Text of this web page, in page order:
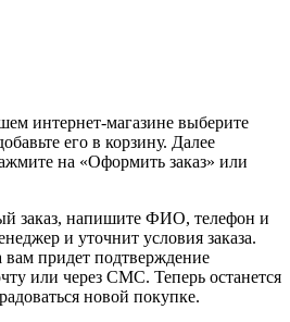
интернет-магазине выберите
его в корзину. Далее
на «Оформить заказ» или
заказ, напишите ФИО, телефон и
и уточнит условия заказа.
вам придет подтверждение
или через СМС. Теперь останется
новой покупке.